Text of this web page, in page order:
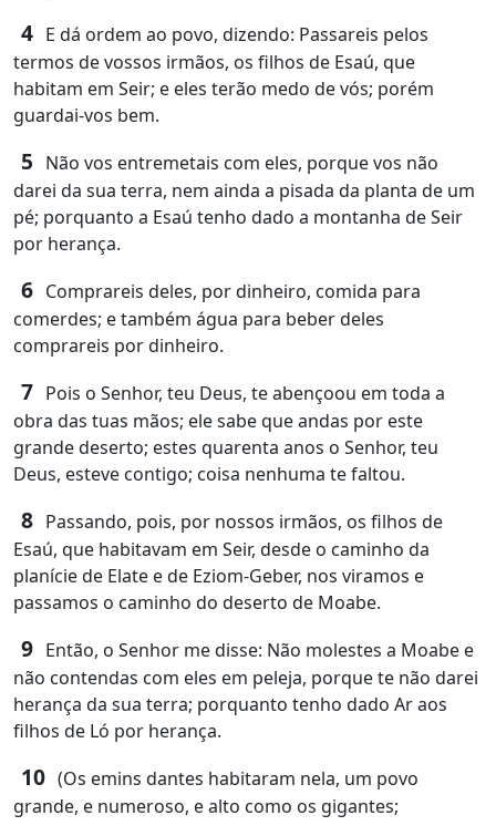
4 E dá ordem ao povo, dizendo: Passareis pelos
termos de vossos irmãos, os filhos de Esaú, que
habitam em Seir; e eles terão medo de vós; porém
guardai-vos bem.
5 Não vos entremetais com eles, porque vos não
darei da sua terra, nem ainda a pisada da planta de um
pé; porquanto a Esaú tenho dado a montanha de Seir
por herança.
6 Comprareis deles, por dinheiro, comida para
comerdes; e também água para beber deles
comprareis por dinheiro.
7 Pois o Senhor, teu Deus, te abençoou em toda a
obra das tuas mãos; ele sabe que andas por este
grande deserto; estes quarenta anos o Senhor, teu
Deus, esteve contigo; coisa nenhuma te faltou.
8 Passando, pois, por nossos irmãos, os filhos de
Esaú, que habitavam em Seir, desde o caminho da
planície de Elate e de Eziom-Geber, nos viramos e
passamos o caminho do deserto de Moabe.
9 Então, o Senhor me disse: Não molestes a Moabe e
não contendas com eles em peleja, porque te não darei
herança da sua terra; porquanto tenho dado Ar aos
filhos de Ló por herança.
10 (Os emins dantes habitaram nela, um povo
grande, e numeroso, e alto como os gigantes;